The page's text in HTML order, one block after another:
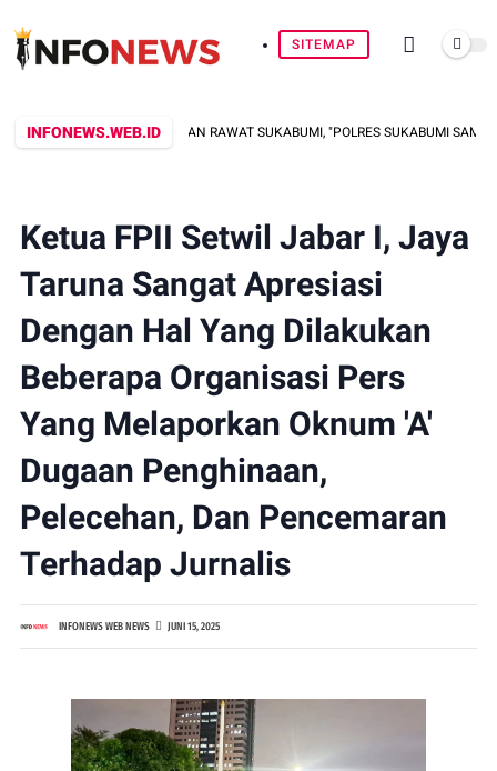
SITEMAP
INFONEWS.WEB.ID
JAGA, DAN RAWAT SUKABUMI, "POLRES SUKABUMI SAMBANGI
Ketua FPII Setwil Jabar I, Jaya
Taruna Sangat Apresiasi
Dengan Hal Yang Dilakukan
Beberapa Organisasi Pers
Yang Melaporkan Oknum 'A'
Dugaan Penghinaan,
Pelecehan, Dan Pencemaran
Terhadap Jurnalis
INFONEWS WEB NEWS JUNI 15, 2025